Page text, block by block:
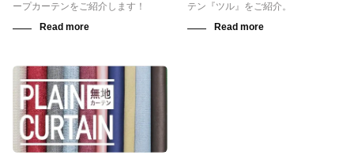
ープカーテンをご紹介します！
テン『ツル』をご紹介。